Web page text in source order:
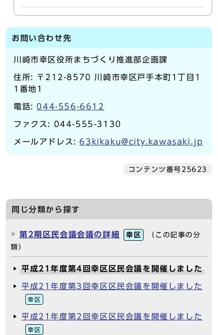
お問い合わせ先
川崎市幸区役所まちづくり推進部企画課
住所: 〒212-8570 川崎市幸区戸手本町1丁目1
1番地1
電話: 044-556-6612
ファクス: 044-555-3130
メールアドレス:63kikaku@city.kawasaki.jp
コンテンツ番号25623
同じ分類から探す
第2期区民会議会議の詳細 幸区
（この記事の分
類）
平成21年度第4回幸区区民会議を開催しました
平成21年度第3回幸区区民会議を開催しました
幸区
平成21年度第2回幸区区民会議を開催しました
幸区